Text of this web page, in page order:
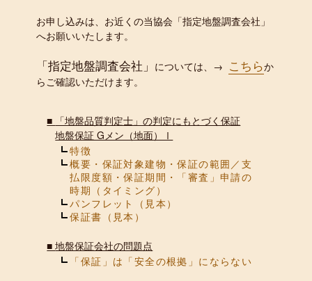
お申し込みは、お近くの当協会「指定地盤調査会社」
へお願いいたします。
「指定地盤調査会社」 については、→ こちらか
らご確認いただけます。
■ 「地盤品質判定士」の判定にもとづく保証
地盤保証 Gメン（地面）Ⅰ
特徴
概要・保証対象建物・保証の範囲／支
払限度額・保証期間・「審査」申請の
時期（タイミング）
パンフレット（見本）
保証書（見本）
■地盤保証会社の問題点
「保証」は「安全の根拠」にならない